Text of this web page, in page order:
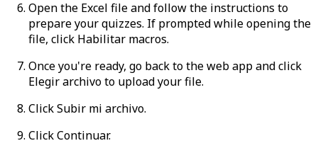
Open the Excel file and follow the instructions to
prepare your quizzes. If prompted while opening the
file, click Habilitar macros.
Once you're ready, go back to the web app and click
Elegir archivoto upload your file.
ClickSubir mi archivo.
ClickContinuar.